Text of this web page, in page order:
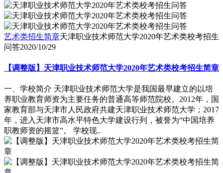
艺术类招生简章天津职业技术师范大学2020年艺术类校考招生
问答2020/10/29
【调整版】天津职业技术师范大学2020年艺术类校考招生简章
一、学校简介 天津职业技术师范大学是我国最早建立的以培
养职业教育师资为主要任务的普通高等师范院校。2012年，国
家教育部与天津市人民政府共建天津职业技术师范大学；2017
年，进入天津市高水平特色大学建设行列，被誉为“中国培养
职教师资的摇篮”。 学校现..